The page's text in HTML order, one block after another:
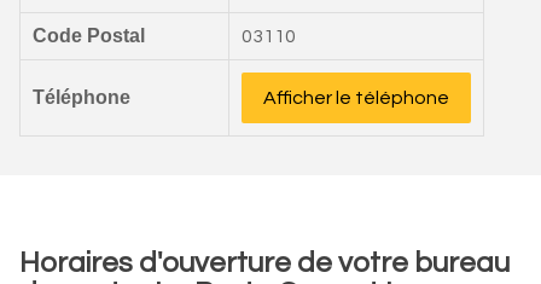
Code Postal 03110
Téléphone Afficher le téléphone
Horaires d'ouverture de votre bureau